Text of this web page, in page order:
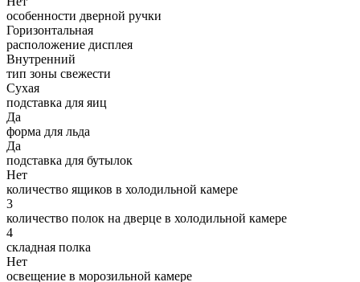
особенности дверной ручки
Горизонтальная
расположение дисплея
Внутренний
тип зоны свежести
Сухая
подставка для яиц
Да
форма для льда
Да
подставка для бутылок
Нет
количество ящиков в холодильной камере
3
количество полок на дверце в холодильной камере
4
складная полка
Нет
освещение в морозильной камере